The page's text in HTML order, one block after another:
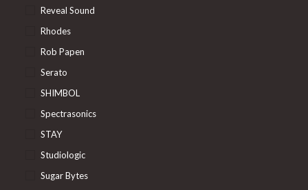
Reveal Sound
Rhodes
Rob Papen
Serato
SHIMBOL
Spectrasonics
STAY
Studiologic
Sugar Bytes